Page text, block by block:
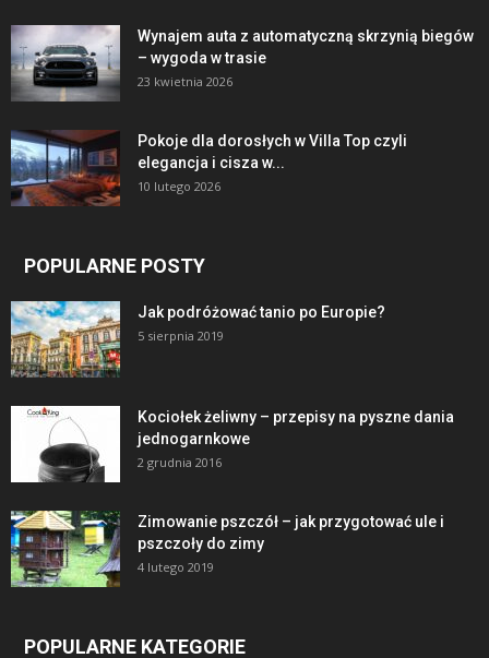
Wynajem auta z automatyczną skrzynią biegów
– wygoda w trasie
23 kwietnia 2026
Pokoje dla dorosłych w Villa Top czyli
elegancja i cisza w...
10 lutego 2026
POPULARNE POSTY
Jak podróżować tanio po Europie?
5 sierpnia 2019
Kociołek żeliwny – przepisy na pyszne dania
jednogarnkowe
2 grudnia 2016
Zimowanie pszczół – jak przygotować ule i
pszczoły do zimy
4 lutego 2019
POPULARNE KATEGORIE